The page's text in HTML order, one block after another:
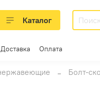
Каталог
Доставка Оплата
Болт-